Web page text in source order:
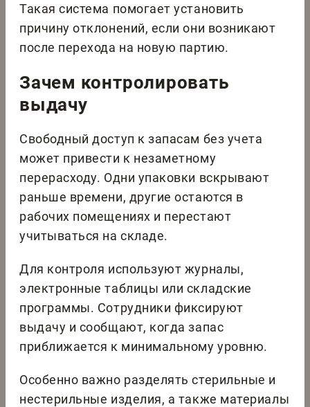
Такая система помогает установить
причину отклонений, если они возникают
после перехода на новую партию.
Зачем контролировать
выдачу
Свободный доступ к запасам без учета
может привести к незаметному
перерасходу. Одни упаковки вскрывают
раньше времени, другие остаются в
рабочих помещениях и перестают
учитываться на складе.
Для контроля используют журналы,
электронные таблицы или складские
программы. Сотрудники фиксируют
выдачу и сообщают, когда запас
приближается к минимальному уровню.
Особенно важно разделять стерильные и
нестерильные изделия, а также материалы